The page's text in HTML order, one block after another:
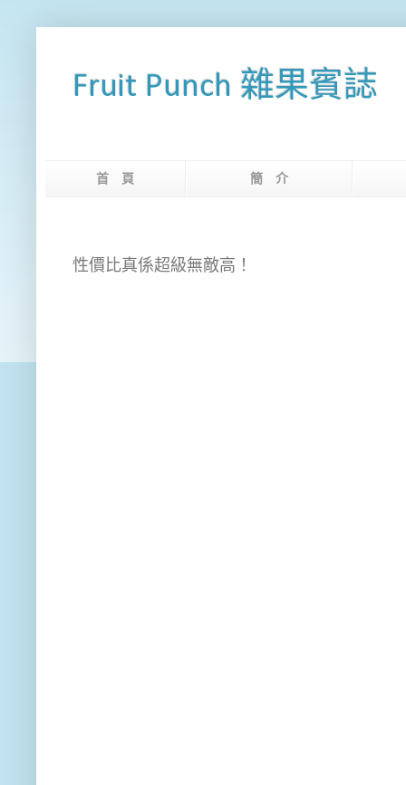
Fruit Punch 雜果賓誌
首 頁 簡 介
性價比真係超級無敵高！